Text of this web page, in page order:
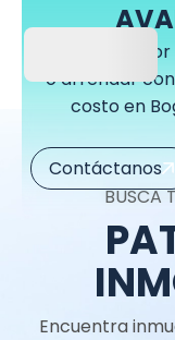
BUSCA
Encuentra
Conoce el
o arrendar con
costo en
Contáctanos